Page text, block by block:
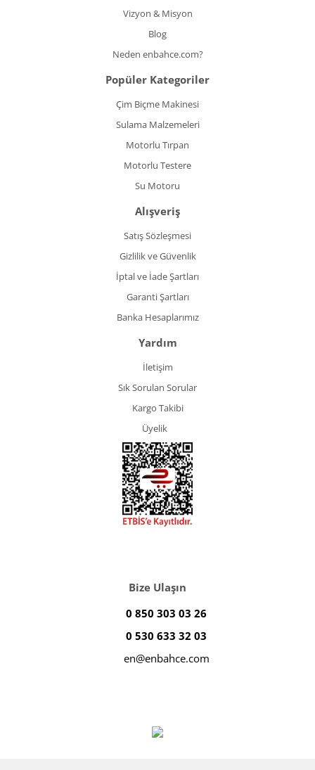
Vizyon & Misyon
Blog
Neden enbahce.com?
Popüler Kategoriler
Çim Biçme Makinesi
Sulama Malzemeleri
Motorlu Tırpan
Motorlu Testere
Su Motoru
Alışveriş
Satış Sözleşmesi
Gizlilik ve Güvenlik
İptal ve İade Şartları
Garanti Şartları
Banka Hesaplarımız
Yardım
İletişim
Sık Sorulan Sorular
Kargo Takibi
Üyelik
Bize Ulaşın
0 850 303 03 26
0 530 633 32 03
en@enbahce.com